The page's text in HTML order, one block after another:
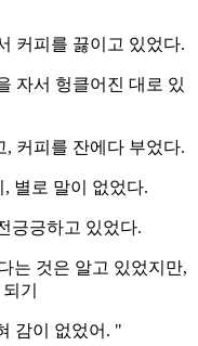
커피를 끓이고 있었다.
자서 헝클어진 대로 있
, 커피를 잔에다 부었다.
별로 말이 없었다.
긍긍하고 있었다.
는 것은 알고 있었지만,
기
감이 없었어. "